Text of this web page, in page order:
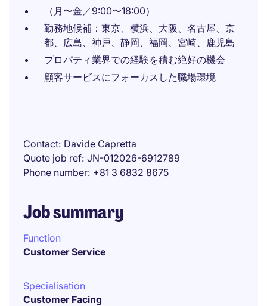
（月〜金／9:00〜18:00）
勤務地候補：東京、横浜、大阪、名古屋、京
都、広島、神戸、静岡、福岡、宮崎、鹿児島
プロパティ業界での経験を積む絶好の機会
顧客サービスにフォーカスした職場環境
Contact Davide Capretta
Quote job ref JN-012026-6912789
Phone number +81 3 6832 8675
Job summary
Function
Customer Service
Specialisation
Customer Facing